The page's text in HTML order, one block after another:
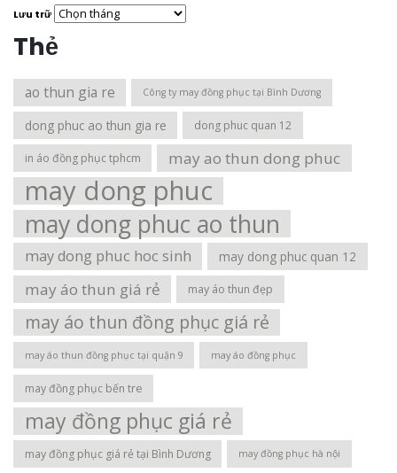
Lưu trữ
Thẻ
ao thun gia re Công ty may đồng phục tại Bình Dương
dong phuc ao thun gia re dong phuc quan 12
in áo đồng phục tphcm may ao thun dong phuc
may dong phuc
may dong phuc ao thun
may dong phuc hoc sinh may dong phuc quan 12
may áo thun giá rẻ may áo thun đẹp
may áo thun đồng phục giá rẻ
may áo thun đồng phục tại quận 9 may áo đồng phục
may đồng phục bến tre
may đồng phục giá rẻ
may đồng phục giá rẻ tại Bình Dương may đồng phục hà nội